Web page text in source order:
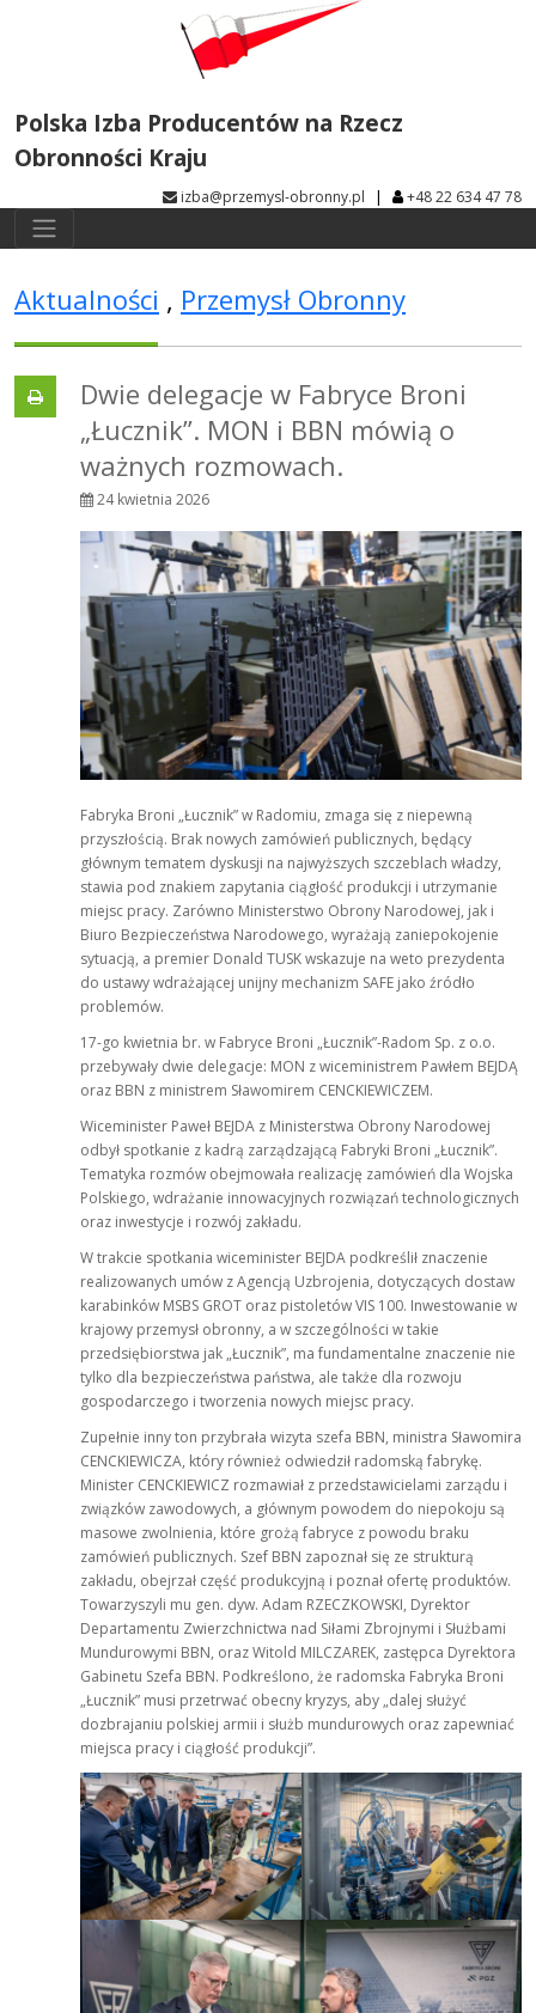
Polska Izba Producentów na Rzecz
Obronności Kraju
izba@przemysl-obronny.pl | +48 22 634 47 78
Aktualności , Przemysł Obronny
Dwie delegacje w Fabryce Broni
„Łucznik”. MON i BBN mówią o
ważnych rozmowach.
24 kwietnia 2026
Fabryka Broni „Łucznik” w Radomiu, zmaga się z niepewną
przyszłością. Brak nowych zamówień publicznych, będący
głównym tematem dyskusji na najwyższych szczeblach władzy,
stawia pod znakiem zapytania ciągłość produkcji i utrzymanie
miejsc pracy. Zarówno Ministerstwo Obrony Narodowej, jak i
Biuro Bezpieczeństwa Narodowego, wyrażają zaniepokojenie
sytuacją, a premier Donald TUSK wskazuje na weto prezydenta
do ustawy wdrażającej unijny mechanizm SAFE jako źródło
problemów.
17-go kwietnia br. w Fabryce Broni „Łucznik”-Radom Sp. z o.o.
przebywały dwie delegacje: MON z wiceministrem Pawłem BEJDĄ
oraz BBN z ministrem Sławomirem CENCKIEWICZEM.
Wiceminister Paweł BEJDA z Ministerstwa Obrony Narodowej
odbył spotkanie z kadrą zarządzającą Fabryki Broni „Łucznik”.
Tematyka rozmów obejmowała realizację zamówień dla Wojska
Polskiego, wdrażanie innowacyjnych rozwiązań technologicznych
oraz inwestycje i rozwój zakładu.
W trakcie spotkania wiceminister BEJDA podkreślił znaczenie
realizowanych umów z Agencją Uzbrojenia, dotyczących dostaw
karabinków MSBS GROT oraz pistoletów VIS 100. Inwestowanie w
krajowy przemysł obronny, a w szczególności w takie
przedsiębiorstwa jak „Łucznik”, ma fundamentalne znaczenie nie
tylko dla bezpieczeństwa państwa, ale także dla rozwoju
gospodarczego i tworzenia nowych miejsc pracy.
Zupełnie inny ton przybrała wizyta szefa BBN, ministra Sławomira
CENCKIEWICZA, który również odwiedził radomską fabrykę.
Minister CENCKIEWICZ rozmawiał z przedstawicielami zarządu i
związków zawodowych, a głównym powodem do niepokoju są
masowe zwolnienia, które grożą fabryce z powodu braku
zamówień publicznych. Szef BBN zapoznał się ze strukturą
zakładu, obejrzał część produkcyjną i poznał ofertę produktów.
Towarzyszyli mu gen. dyw. Adam RZECZKOWSKI, Dyrektor
Departamentu Zwierzchnictwa nad Siłami Zbrojnymi i Służbami
Mundurowymi BBN, oraz Witold MILCZAREK, zastępca Dyrektora
Gabinetu Szefa BBN. Podkreślono, że radomska Fabryka Broni
„Łucznik” musi przetrwać obecny kryzys, aby „dalej służyć
dozbrajaniu polskiej armii i służb mundurowych oraz zapewniać
miejsca pracy i ciągłość produkcji”.